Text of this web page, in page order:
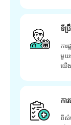
ទីប្
កា
មួយ
យើ
កា
ពីសំ